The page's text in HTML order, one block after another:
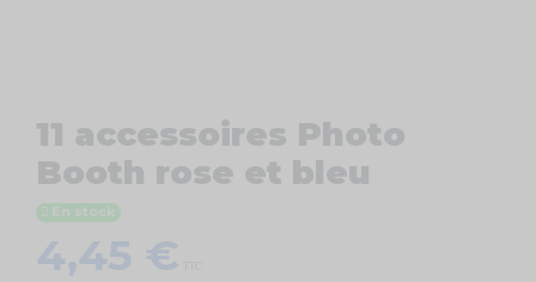
11 accessoires Photo
Booth rose et bleu
En stock
4,45 €